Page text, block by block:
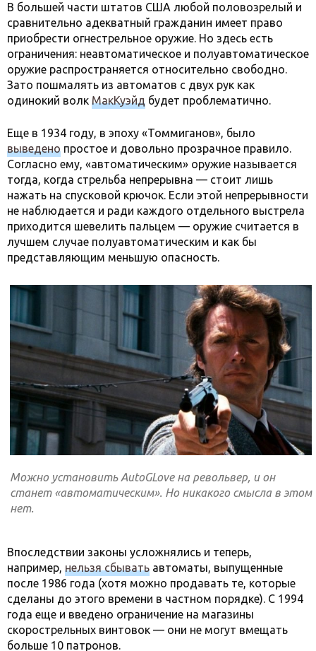
В большей части штатов США любой половозрелый и
сравнительно адекватный гражданин имеет право
приобрести огнестрельное оружие. Но здесь есть
ограничения: неавтоматическое и полуавтоматическое
оружие распространяется относительно свободно.
Зато пошмалять из автоматов с двух рук как
одинокий волк МакКуэйд будет проблематично.
Еще в 1934 году, в эпоху «Томмиганов», было
выведено простое и довольно прозрачное правило.
Согласно ему, «автоматическим» оружие называется
тогда, когда стрельба непрерывна — стоит лишь
нажать на спусковой крючок. Если этой непрерывности
не наблюдается и ради каждого отдельного выстрела
приходится шевелить пальцем — оружие считается в
лучшем случае полуавтоматическим и как бы
представляющим меньшую опасность.
Можно установить AutoGLove на револьвер, и он
станет «автоматическим». Но никакого смысла в этом
нет.
Впоследствии законы усложнялись и теперь,
например, нельзя сбывать автоматы, выпущенные
после 1986 года (хотя можно продавать те, которые
сделаны до этого времени в частном порядке). С 1994
года еще и введено ограничение на магазины
скорострельных винтовок — они не могут вмещать
больше 10 патронов.